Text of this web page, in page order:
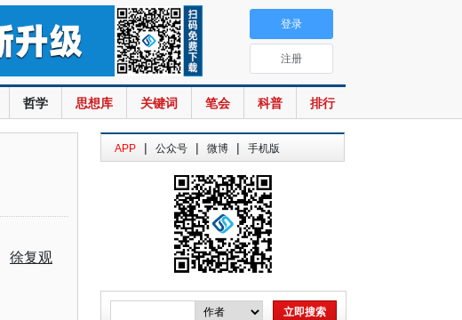
哲学 思想库 关键词 笔会 科普 排行
登录
注册
徐复观
APP | 公众号 | 微博 | 手机版